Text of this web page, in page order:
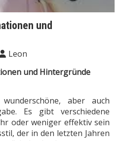
und
Leon
und Hintergründe
aber auch
Es gibt verschiedene
oder weniger effektiv sein
der in den letzten Jahren